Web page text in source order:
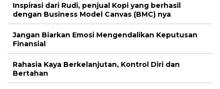
Inspirasi dari Rudi, penjual Kopi yang berhasil
dengan Business Model Canvas (BMC) nya
Jangan Biarkan Emosi Mengendalikan Keputusan
Finansial
Rahasia Kaya Berkelanjutan, Kontrol Diri dan
Bertahan